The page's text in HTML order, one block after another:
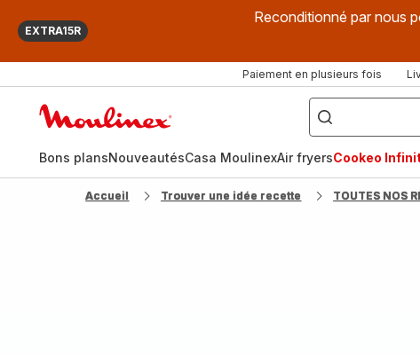
EXTRA15R
Reconditionné par nous
Paiement en plusieurs fois
["Que
recherchez-
vous
?",
fryer",
"Companion"]
Bons plansNouveautésCasa MoulinexAir fryersCookeo
Accueil Trouver une idée recette TOUTES NOS